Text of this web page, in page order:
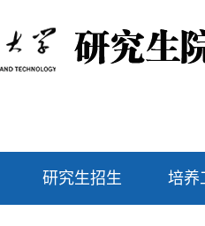
研究生招生 培养